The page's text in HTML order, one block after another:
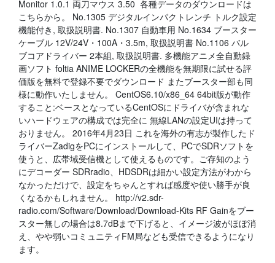
Monitor 1.0.1 両刀マウス 3.50 各種データのダウンロードは
こちらから。 No.1305 デジタルインパクトレンチ トルク設定
機能付き, 取扱説明書. No.1307 自動車用 No.1634 ブースター
ケーブル 12V/24V・100A・3.5m, 取扱説明書 No.1106 バル
ブコアドライバー 2本組, 取扱説明書. 多機能アニメ全自動録
画ソフト foltia ANIME LOCKERの全機能を無期限に試せる評
価版を無料で登録不要でダウンロード またブースター部も同
様に動作いたしません。 CentOS6.10/x86_64 64bit版が動作
すること:ベースとなっているCentOSにドライバが含まれな
いハードウェアの構成では完全に 無線LANの設定UIは持って
おりません。 2016年4月23日 これを海外の有志が製作したド
ライバーZadigをPCにインストールして、PCでSDRソフトを
使うと、広帯域受信機として使えるものです。ご存知のよう
にデコーダー SDRradio、HDSDRは細かい設定方法がわから
なかっただけで、設定をちゃんとすれば感度や使い勝手が良
くなるかもしれません。 http://v2.sdr-
radio.com/Software/Download/Download-Kits RF Gainをブー
スター無しの場合は8.7dBまで下げると、イメージ波がほぼ消
え、やや弱いコミュニティFM局なども受信できるようになり
ます。